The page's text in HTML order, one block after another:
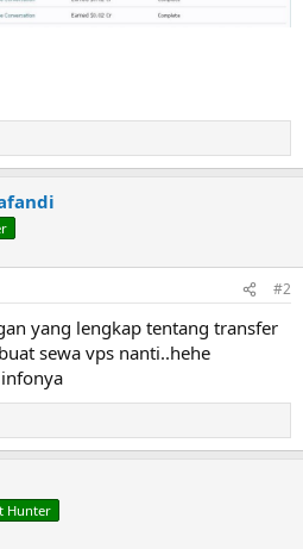
#2
yang lengkap tentang transfer
sewa vps nanti..hehe
Hunter